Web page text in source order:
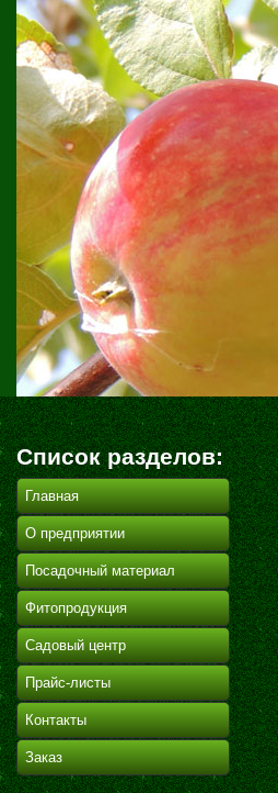
Список разделов:
Главная
О предприятии
Посадочный материал
Фитопродукция
Садовый центр
Прайс-листы
Контакты
Заказ